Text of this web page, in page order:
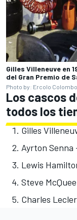
Gilles Villeneuve en
del Gran Premio de
Photo by: Ercolo Colombo
Los cascos
todos los
Gilles
Ayrton Senna
Lewis
Steve
Charles